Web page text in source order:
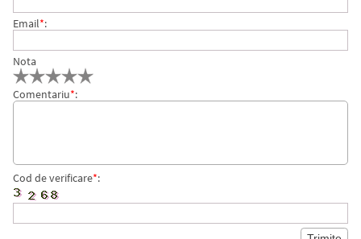
ESSELTE
Email*:
Nota
Comentariu*:
Cod de verificare*: